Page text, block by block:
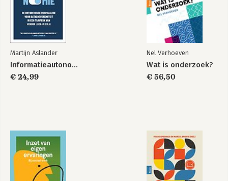
Martijn Aslander
Informatieautonomie
€ 24,99
Nel Verhoeven
Wat is onderzoek?
€ 56,50